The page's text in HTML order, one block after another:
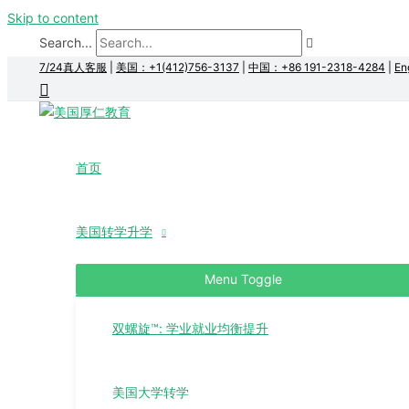
Skip to content
Search...
7/24真人客服 美国：+1(412)756-3137 中国：+86 191-2318-4284
首页
美国转学升学
Menu Toggle
双螺旋™: 学业就业均衡提升
美国大学转学